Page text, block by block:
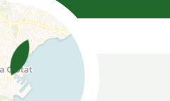
Coordonnées